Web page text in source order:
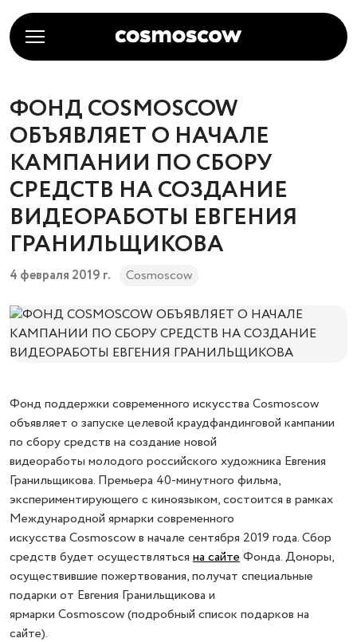
ФОНД COSMOSCOW
ОБЪЯВЛЯЕТ О НАЧАЛЕ
КАМПАНИИ ПО СБОРУ
СРЕДСТВ НА СОЗДАНИЕ
ВИДЕОРАБОТЫ ЕВГЕНИЯ
ГРАНИЛЬЩИКОВА
4 февраля 2019 г. Cosmoscow
Фонд поддержки современного искусства Cosmoscow
объявляет о запуске целевой краудфандинговой кампании
по сбору средств на создание новой
видеоработы молодого российского художника Евгения
Гранильщикова. Премьера 40-минутного фильма,
экспериментирующего с киноязыком, состоится в рамках
Международной ярмарки современного
искусства Cosmoscow в начале сентября 2019 года. Сбор
средств будет осуществляться на сайтеФонда. Доноры,
осуществившие пожертвования, получат специальные
подарки от Евгения Гранильщикова и
ярмарки Cosmoscow (подробный список подарков на
сайте).